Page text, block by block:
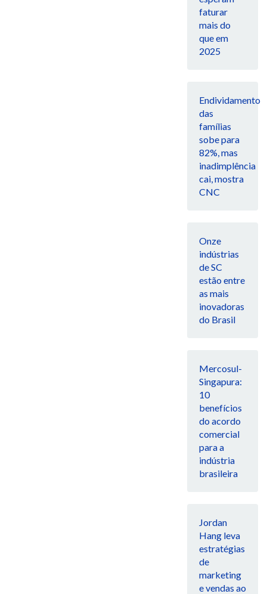
faturar
mais do
que em
2025
Endividamento
das
famílias
sobe para
82%, mas
inadimplência
cai, mostra
CNC
Onze
indústrias
de SC
estão entre
as mais
inovadoras
do Brasil
Mercosul-
Singapura:
10
benefícios
do acordo
comercial
para a
indústria
brasileira
Jordan
Hang leva
estratégias
de
marketing
e vendas ao